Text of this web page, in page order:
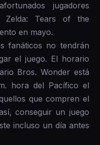
jugadores
Zelda: Tears of the
en mayo.
fanáticos no tendrán
el juego. El horario
Bros. Wonder está
hora del Pacífico el
que compren el
conseguir un juego
incluso un día antes